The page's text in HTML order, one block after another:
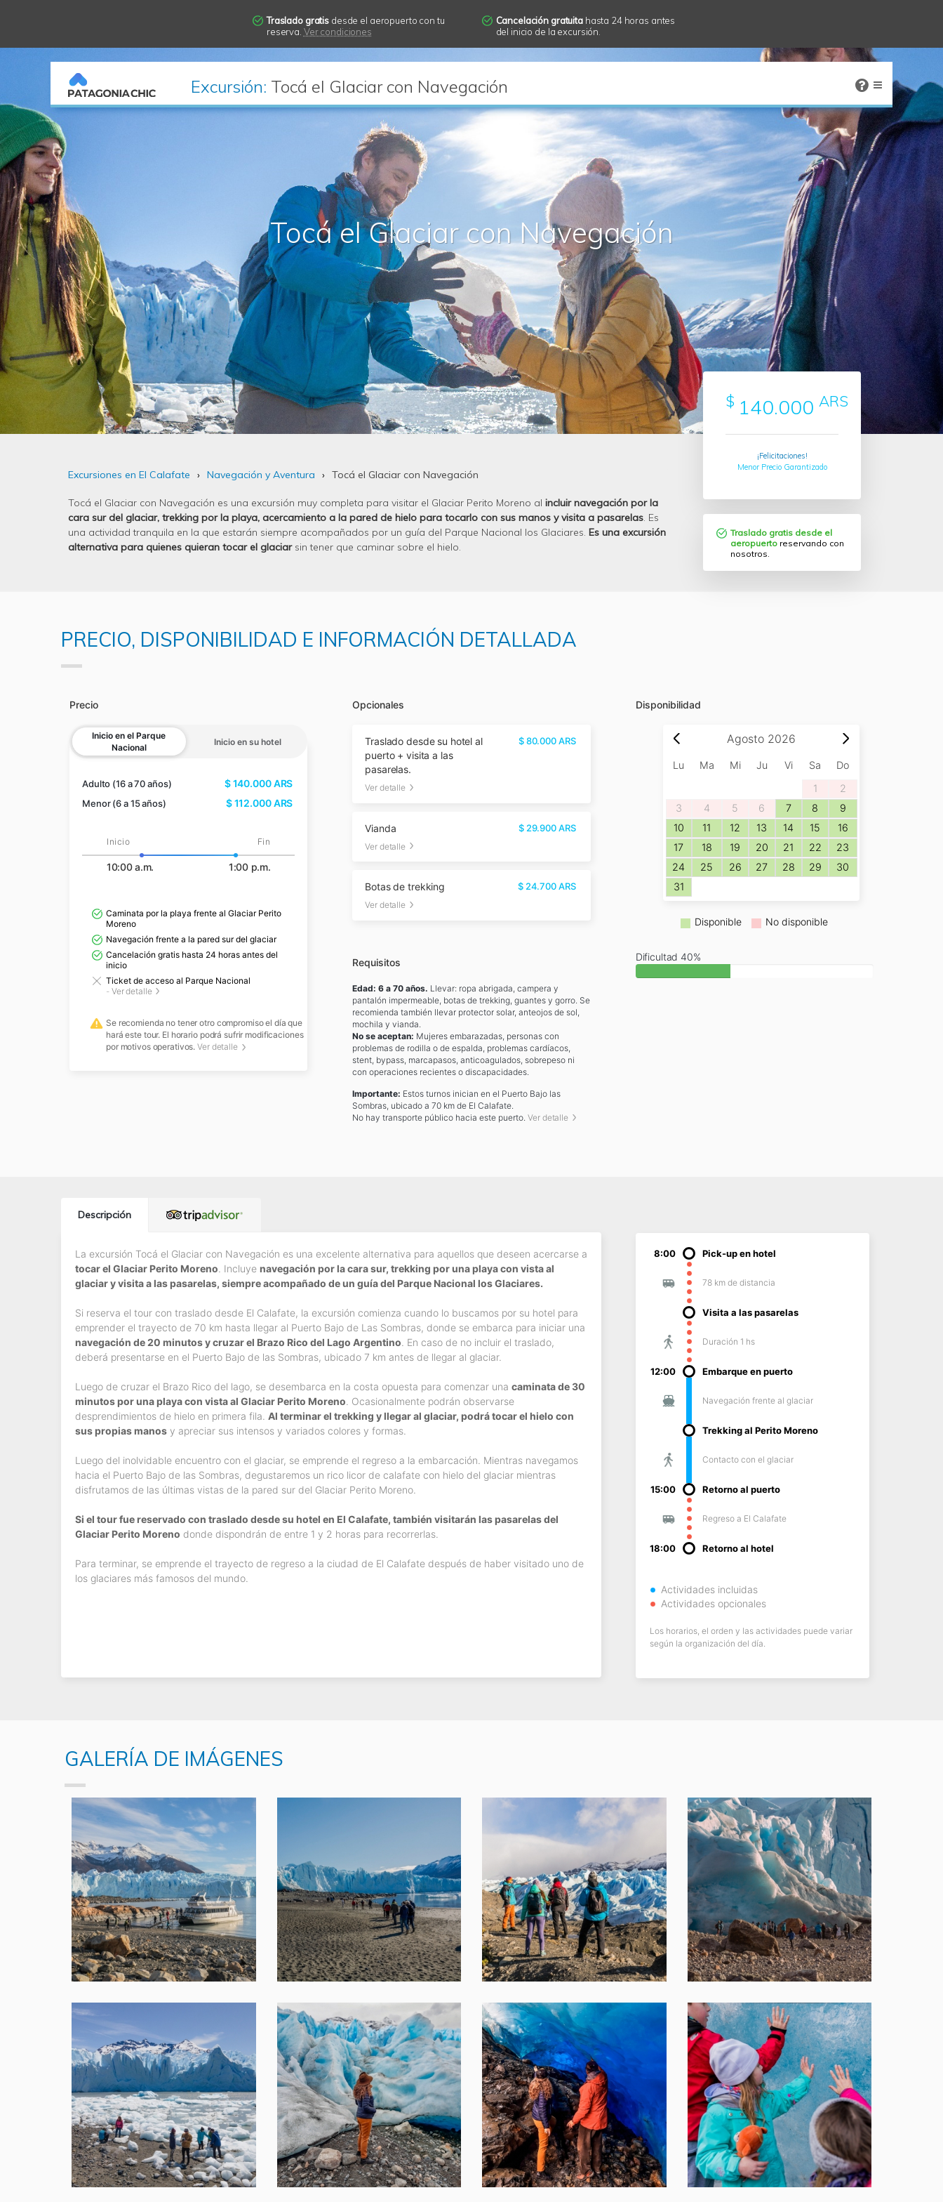
Traslado gratis desde el aeropuerto con tu
reserva. Ver condiciones
Cancelación gratuitahasta 24 horas antes
del inicio de la excursión.
Excursión: Tocá el Glaciar con Navegación
Tocá el Glaciar con Navegación
Excursiones en El Calafate Navegación y Aventura Tocá el Glaciar con Navegación
Tocá el Glaciar con Navegación es una excursión muy completa para visitar el Glaciar Perito Moreno al incluir navegación por la
cara sur del glaciar, trekking por la playa, acercamiento a la pared de hielo para tocarlo con sus manos y visita a pasarelas. Es
una actividad tranquila en la que estarán siempre acompañados por un guía del Parque Nacional los Glaciares. Es una excursión
alternativa para quienes quieran tocar el glaciarsin tener que caminar sobre el hielo.
$ 140.000 ARS
¡Felicitaciones!
Menor Precio Garantizado
Traslado gratis desde el
aeropuertoreservando con
nosotros.
PRECIO, DISPONIBILIDAD E INFORMACIÓN DETALLADA
Precio
Inicio en el Parque
Nacional
Inicio en su hotel
Adulto (16 a 70 años) $ 140.000ARS
Menor (6 a 15 años) $ 112.000ARS
Inicio Fin
10:00 a.m. 1:00 p.m.
Caminata por la playa frente al Glaciar Perito
Moreno
Navegación frente a la pared sur del glaciar
Cancelación gratis hasta 24 horas antes del
inicio
Ticket de acceso al Parque Nacional
- Ver detalle
Se recomienda no tener otro compromiso el día que
hará este tour. El horario podrá sufrir modificaciones
por motivos operativos.Ver detalle
Opcionales
Traslado desde su hotel al
puerto + visita a las
pasarelas.
Ver detalle
$ 80.000ARS
Vianda
Ver detalle
$ 29.900ARS
Botas de trekking
Ver detalle
$ 24.700ARS
Requisitos
Edad: 6 a 70 años. Llevar: ropa abrigada, campera y
pantalón impermeable, botas de trekking, guantes y gorro. Se
recomienda también llevar protector solar, anteojos de sol,
mochila y vianda.
No se aceptan: Mujeres embarazadas, personas con
problemas de rodilla o de espalda, problemas cardíacos,
stent, bypass, marcapasos, anticoagulados, sobrepeso ni
con operaciones recientes o discapacidades.
Importante: Estos turnos inician en el Puerto Bajo las
Sombras, ubicado a 70 km de El Calafate.
No hay transporte público hacia este puerto. Ver detalle
Disponibilidad
Agosto 2026
Lu Ma Mi Ju Vi Sa
Do
1
2
3
4 5 6 7 8
9
10
11 12 13 14 15
16
17
18 19 20 21 22
23
24
25 26 27 28 29
30
31
Disponible No disponible
Dificultad 40%
Descripción
La excursión Tocá el Glaciar con Navegación es una excelente alternativa para aquellos que deseen acercarse a
tocar el Glaciar Perito Moreno . Incluye navegación por la cara sur, trekking por una playa con vista al
glaciar y visita a las pasarelas, siempre acompañado de un guía del Parque Nacional los Glaciares.
Si reserva el tour con traslado desde El Calafate, la excursión comienza cuando lo buscamos por su hotel para
emprender el trayecto de 70 km hasta llegar al Puerto Bajo de Las Sombras, donde se embarca para iniciar una
navegación de 20 minutos y cruzar el Brazo Rico del Lago Argentino . En caso de no incluir el traslado,
deberá presentarse en el Puerto Bajo de las Sombras, ubicado 7 km antes de llegar al glaciar.
Luego de cruzar el Brazo Rico del lago, se desembarca en la costa opuesta para comenzar una caminata de 30
minutos por una playa con vista al Glaciar Perito Moreno . Ocasionalmente podrán observarse
desprendimientos de hielo en primera fila. Al terminar el trekking y llegar al glaciar, podrá tocar el hielo con
sus propias manos y apreciar sus intensos y variados colores y formas.
Luego del inolvidable encuentro con el glaciar, se emprende el regreso a la embarcación. Mientras navegamos
hacia el Puerto Bajo de las Sombras, degustaremos un rico licor de calafate con hielo del glaciar mientras
disfrutamos de las últimas vistas de la pared sur del Glaciar Perito Moreno.
Si el tour fue reservado con traslado desde su hotel en El Calafate, también visitarán las pasarelas del
Glaciar Perito Moreno donde dispondrán de entre 1 y 2 horas para recorrerlas.
Para terminar, se emprende el trayecto de regreso a la ciudad de El Calafate después de haber visitado uno de
los glaciares más famosos del mundo.
8:00 Pick-up en hotel
78 km de distancia
Visita a las pasarelas
Duración 1 hs
12:00 Embarque en puerto
Navegación frente al glaciar
Trekking al Perito Moreno
Contacto con el glaciar
15:00 Retorno al puerto
Regreso a El Calafate
18:00 Retorno al hotel
Actividades incluidas
Actividades opcionales
Los horarios, el orden y las actividades puede variar
según la organización del día.
GALERÍA DE IMÁGENES